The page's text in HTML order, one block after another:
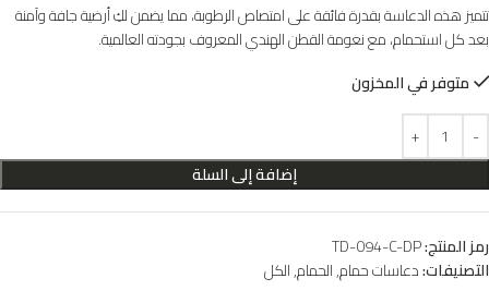
تتميز هذه الدعاسة بقدرة فائقة على امتصاص الرطوبة، مما يضمن لكِ أرضية جافة وآمنة
بعد كل استحمام، مع نعومة القطن الهندي المعروف بجودته العالمية.
متوفر في المخزون
إضافة إلى السلة
رمز المنتج:TD-094-C-DP
التصنيفات:دعاسات حمام,الحمام,الكل